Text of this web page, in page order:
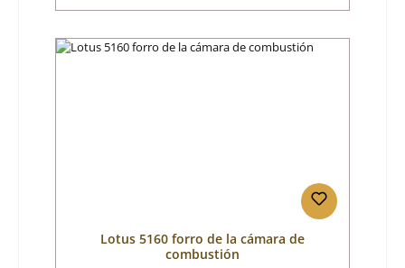
Lotus 5160 forro de la cámara de
combustión